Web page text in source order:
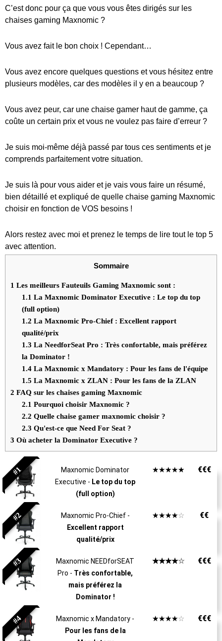
C’est donc pour ça que vous vous êtes dirigés sur les
chaises gaming Maxnomic ?
Vous avez fait le bon choix ! Cependant…
Vous avez encore quelques questions et vous hésitez entre
plusieurs modèles, car des modèles il y en a beaucoup ?
Vous avez peur, car une chaise gamer haut de gamme, ça
coûte un certain prix et vous ne voulez pas faire d’erreur ?
Je suis moi-même déjà passé par tous ces sentiments et je
comprends parfaitement votre situation.
Je suis là pour vous aider et je vais vous faire un résumé,
bien détaillé et expliqué de quelle chaise gaming Maxnomic
choisir en fonction de VOS besoins !
Alors restez avec moi et prenez le temps de lire tout le top 5
avec attention.
Sommaire
1 Les meilleurs Fauteuils Gaming Maxnomic sont :
1.1 La Maxnomic Dominator Executive : Le top du top
(full option)
1.2 La Maxnomic Pro-Chief : Excellent rapport
qualité/prix
1.3 La NeedforSeat Pro : Très confortable, mais préférez
la Dominator !
1.4La Maxnomic x Mandatory : Pour les fans de l'équipe
1.5 La Maxnomic x ZLAN : Pour les fans de la ZLAN
2 FAQ sur les chaises gaming Maxnomic
2.1 Pourquoi choisir Maxnomic ?
2.2 Quelle chaise gamer maxnomic choisir ?
2.3 Qu'est-ce que Need For Seat ?
3 Où acheter la Dominator Executive ?
#1
Maxnomic Dominator
Executive - Le top du top
(full option)
☆☆☆☆☆ €€€
#2
Maxnomic Pro-Chief -
Excellent rapport
qualité/prix
☆☆☆☆☆ €€
#3
Maxnomic NEEDforSEAT
Pro - Très confortable,
mais préférez la
Dominator !
☆☆☆☆☆ €€€
#4
Maxnomic x Mandatory -
Pour les fans de la
☆☆☆☆☆ €€€